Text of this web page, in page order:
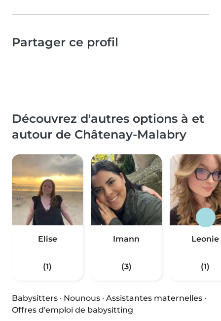
Partager ce profil
Découvrez d'autres options à et
autour de Châtenay-Malabry
Elise
(1)
Imann
(3)
Leonie
(1)
Babysitters · Nounous · Assistantes maternelles ·
Offres d'emploi de babysitting